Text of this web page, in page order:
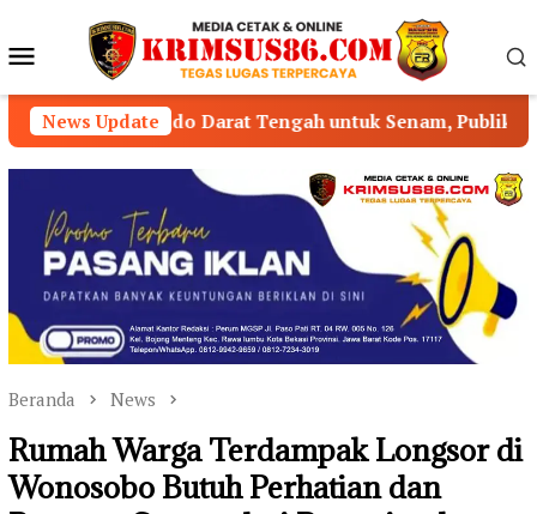
konten Menu
Mobile
News Update
Tengah untuk Senam, Publik Pertanyakan
Beranda News
Rumah Warga Terdampak Longsor di
Wonosobo Butuh Perhatian dan